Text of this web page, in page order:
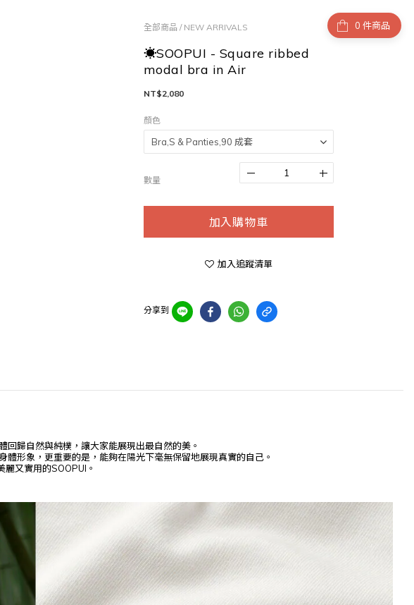
件商品
全部商品 / NEW ARRIVALS
☀SOOPUI - Square ribbed
modal bra in Air
NT$2,080
顏色
數量
加入購物車
加入追蹤清單
分享到
歸自然與純樸，讓大家能展現出最自然的美。
形象，更重要的是，能夠在陽光下毫無保留地展現真實的自己。
又實用的SOOPUI。